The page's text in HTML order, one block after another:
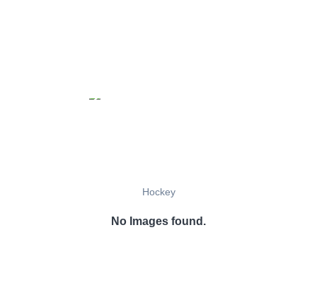
Hockey
No Images found.